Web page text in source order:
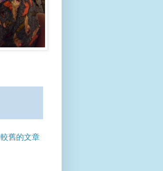
較舊的文章